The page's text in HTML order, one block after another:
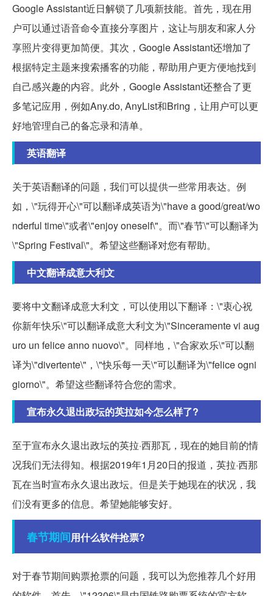
Google Assistant近日解锁了几项新技能。首先，现在用
户可以通过语音命令直接分享图片，这让与朋友和家人分
享照片变得更加简便。其次，Google Assistant还增加了
根据特定主题来搜索播客的功能，帮助用户更方便地找到
自己感兴趣的内容。此外，Google Assistant还整合了更
多笔记应用，例如Any.do, AnyList和Bring，让用户可以更
好地管理自己的备忘录和清单。
英语翻译
关于英语翻译的问题，我们可以提供一些常用表达。例
如，\"玩得开心\"可以翻译成英语为\"have a good/great/wo
nderful time\"或者\"enjoy oneself\"。而\"春节\"可以翻译为
\"Spring Festival\"。希望这些翻译对您有帮助。
中文翻译成意大利文
要将中文翻译成意大利文，可以使用以下翻译：\"衷心祝
你新年快乐\"可以翻译成意大利文为\"Sinceramente vi aug
uro un felice anno nuovo\"。同样地，\"合家欢乐\"可以翻
译为\"divertente\"，\"快乐每一天\"可以翻译为\"felice ogni
giorno\"。希望这些翻译符合您的需求。
宣布永久退出政坛的英拉如今怎么样了?
至于宣布永久退出政坛的英拉·西那瓦，现在的她目前的情
况我们无法得知。根据2019年1月20日的报道，英拉·西那
瓦在当时宣布永久退出政坛。但是关于她现在的状况，我
们没有更多的信息。希望她能够安好。
春节期间用什么软件抢票?
对于春节期间购票抢票的问题，我可以为您推荐几个好用